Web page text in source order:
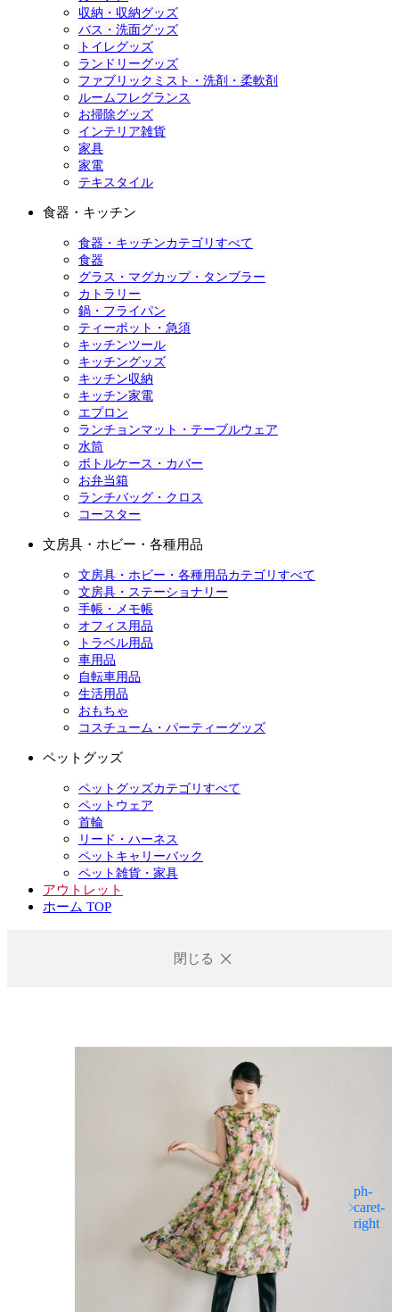
収納・収納グッズ
バス・洗面グッズ
トイレグッズ
ランドリーグッズ
ファブリックミスト・洗剤・柔軟剤
ルームフレグランス
お掃除グッズ
インテリア雑貨
家具
家電
テキスタイル
食器・キッチン
食器・キッチンカテゴリすべて
食器
グラス・マグカップ・タンブラー
カトラリー
鍋・フライパン
ティーポット・急須
キッチンツール
キッチングッズ
キッチン収納
キッチン家電
エプロン
ランチョンマット・テーブルウェア
水筒
ボトルケース・カバー
お弁当箱
ランチバッグ・クロス
コースター
文房具・ホビー・各種用品
文房具・ホビー・各種用品カテゴリすべて
文房具・ステーショナリー
手帳・メモ帳
オフィス用品
トラベル用品
車用品
自転車用品
生活用品
おもちゃ
コスチューム・パーティーグッズ
ペットグッズ
ペットグッズカテゴリすべて
ペットウェア
首輪
リード・ハーネス
ペットキャリーバック
ペット雑貨・家具
アウトレット
ホーム TOP
閉じる